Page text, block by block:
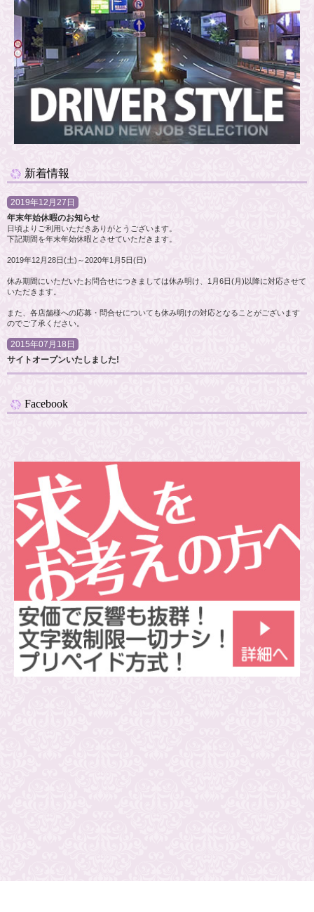
新着情報
2019年12月27日
年末年始休暇のお知らせ
日頃よりご利用いただきありがとうございます。
下記期間を年末年始休暇とさせていただきます。
2019年12月28日(土)～2020年1月5日(日)
休み期間にいただいたお問合せにつきましては休み明け、1月6日(月)以降に対応させて
いただきます。
また、各店舗様への応募・問合せについても休み明けの対応となることがございます
のでご了承ください。
2015年07月18日
サイトオープンいたしました!
Facebook